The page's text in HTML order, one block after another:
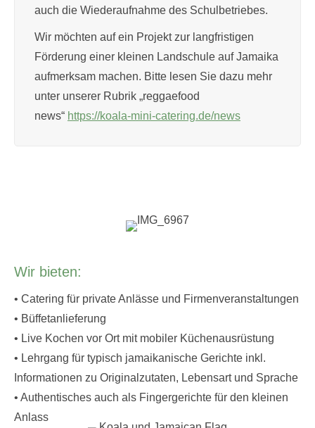
auch die Wiederaufnahme des Schulbetriebes.
Wir möchten auf ein Projekt zur langfristigen
Förderung einer kleinen Landschule auf Jamaika
aufmerksam machen. Bitte lesen Sie dazu mehr
unter unserer Rubrik „reggaefood
news“ https://koala-mini-catering.de/news
Wir bieten:
• Catering für private Anlässe und Firmenveranstaltungen
• Büffetanlieferung
• Live Kochen vor Ort mit mobiler Küchenausrüstung
• Lehrgang für typisch jamaikanische Gerichte inkl.
Informationen zu Originalzutaten, Lebensart und Sprache
• Authentisches auch als Fingergerichte für den kleinen
Anlass